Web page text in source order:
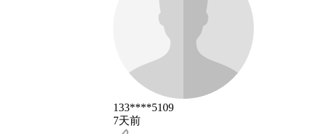
133****5109
7天前